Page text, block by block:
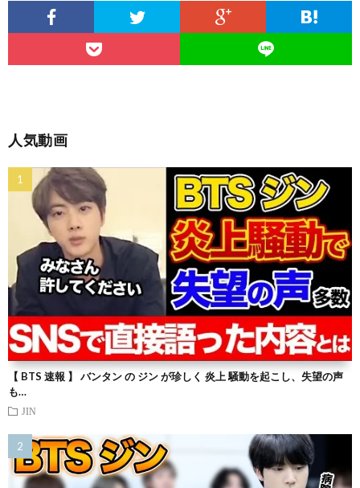
人気動画
【 BTS 速報 】 バンタン の ジン が珍しく 炎上 騒動を起こし、失望の声
も…
JIN